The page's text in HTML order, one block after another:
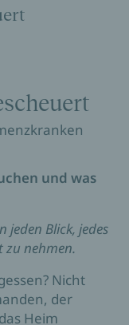
und was
jeden Blick, jedes
zu nehmen.
Nicht
der
Heim